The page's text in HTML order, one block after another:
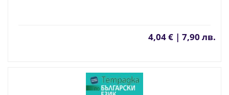
4,04 € | 7,90 лв.